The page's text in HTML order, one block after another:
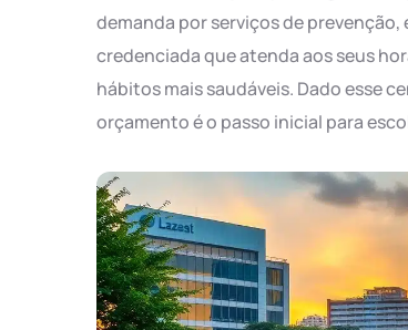
demanda por serviços de
credenciada que atenda aos seus
hábitos mais saudáveis. Dado esse
orçamento é o passo inicial para